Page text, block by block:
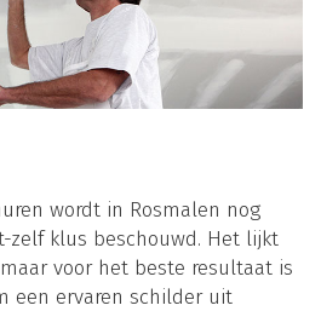
wordt in Rosmalen nog
zelf klus beschouwd. Het lijkt
voor het beste resultaat is
een ervaren schilder uit